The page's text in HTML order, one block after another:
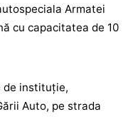
Armatei
cu capacitatea de 10
de instituție,
Auto, pe strada